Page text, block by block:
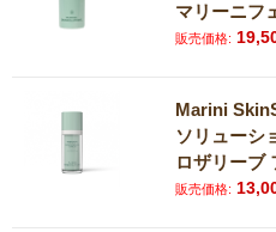
マリーニフ
販売価格:
Marini
ソリューシ
ロザリーブ
販売価格: